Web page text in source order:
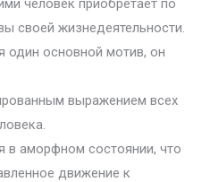
человек приобретает по
своей жизнедеятельности.
один основной мотив, он
выражением всех
в аморфном состоянии, что
движение к